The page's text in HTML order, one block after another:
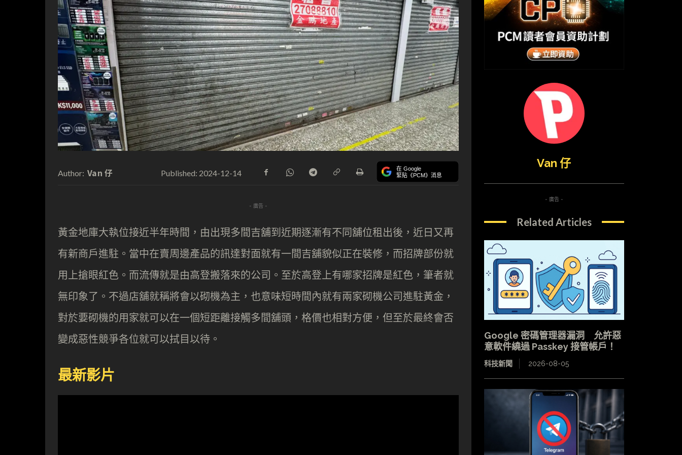
Author: Van 仔 Published: 2024-12-14 在 Google
緊貼《PCM》消息
- 廣告 -
黃金地庫大執位接近半年時間，由出現多間吉舖到近期逐漸有不同舖位租出後，近日又再
有新商戶進駐。當中在賣周邊產品的訊達對面就有一間吉舖貌似正在裝修，而招牌部份就
用上搶眼紅色。而流傳就是由高登搬落來的公司。至於高登上有哪家招牌是紅色，筆者就
無印象了。不過店舖就稱將會以砌機為主，也意味短時間內就有兩家砌機公司進駐黃金，
對於要砌機的用家就可以在一個短距離接觸多間舖頭，格價也相對方便，但至於最終會否
變成惡性競爭各位就可以拭目以待。
最新影片
Van 仔
- 廣告 -
Related Articles
Google 密碼管理器漏洞 允許惡
意軟件繞過 Passkey 接管帳戶！
科技新聞 2026-08-05